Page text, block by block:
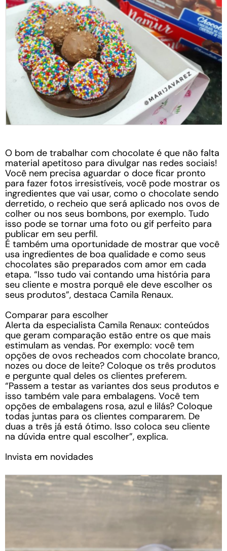
O bom de trabalhar com chocolate é que não falta
material apetitoso para divulgar nas redes sociais!
Você nem precisa aguardar o doce ficar pronto
para fazer fotos irresistíveis, você pode mostrar os
ingredientes que vai usar, como o chocolate sendo
derretido, o recheio que será aplicado nos ovos de
colher ou nos seus bombons, por exemplo. Tudo
isso pode se tornar uma foto ou gif perfeito para
publicar em seu perfil.
É também uma oportunidade de mostrar que você
usa ingredientes de boa qualidade e como seus
chocolates são preparados com amor em cada
etapa. “Isso tudo vai contando uma história para
seu cliente e mostra porquê ele deve escolher os
seus produtos”, destaca Camila Renaux.
Comparar para escolher
Alerta da especialista Camila Renaux: conteúdos
que geram comparação estão entre os que mais
estimulam as vendas. Por exemplo: você tem
opções de ovos recheados com chocolate branco,
nozes ou doce de leite? Coloque os três produtos
e pergunte qual deles os clientes preferem.
“Passem a testar as variantes dos seus produtos e
isso também vale para embalagens. Você tem
opções de embalagens rosa, azul e lilás? Coloque
todas juntas para os clientes compararem. De
duas a três já está ótimo. Isso coloca seu cliente
na dúvida entre qual escolher”, explica.
Invista em novidades